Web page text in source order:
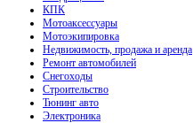
КПК
Мотоаксессуары
Мотоэкипировка
Недвижимость, продажа и аренда
Ремонт автомобилей
Снегоходы
Строительство
Тюнинг авто
Электроника